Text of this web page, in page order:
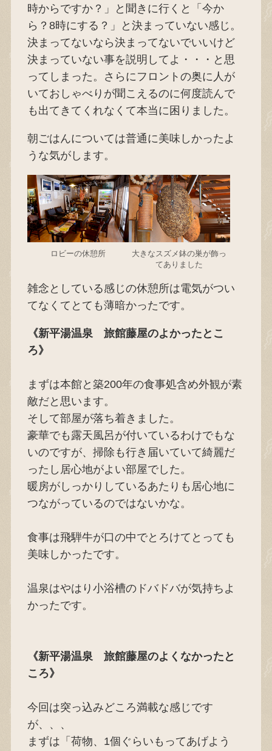
時からですか？」と聞きに行くと「今か
ら？8時にする？」と決まっていない感じ。
決まってないなら決まってないでいいけど
決まっていない事を説明してよ・・・と思
ってしまった。さらにフロントの奥に人が
いておしゃべりが聞こえるのに何度読んで
も出てきてくれなくて本当に困りました。
朝ごはんについては普通に美味しかったよ
うな気がします。
ロビーの休憩所
大きなスズメ鉢の巣が飾っ
てありました
雑念としている感じの休憩所は電気がつい
てなくてとても薄暗かったです。
《新平湯温泉 旅館藤屋のよかったとこ
ろ》
まずは本館と築200年の食事処含め外観が素
敵だと思います。
そして部屋が落ち着きました。
豪華でも露天風呂が付いているわけでもな
いのですが、掃除も行き届いていて綺麗だ
ったし居心地がよい部屋でした。
暖房がしっかりしているあたりも居心地に
つながっているのではないかな。
食事は飛騨牛が口の中でとろけてとっても
美味しかったです。
温泉はやはり小浴槽のドバドバが気持ちよ
かったです。
《新平湯温泉 旅館藤屋のよくなかったと
ころ》
今回は突っ込みどころ満載な感じです
が、、、
まずは「荷物、1個ぐらいもってあげよう